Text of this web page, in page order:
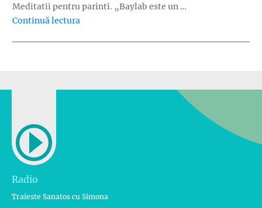
Meditatii pentru parinti. „Baylab este un …
Continuă lectura
Radio
Traieste Sanatos cu Simona